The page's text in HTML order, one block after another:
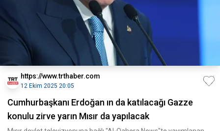
https://www.trthaber.com
12 Ekim 2025 20:05
Cumhurbaşkanı Erdoğan ın da katılacağı Gazze
konulu zirve yarın Mısır da yapılacak